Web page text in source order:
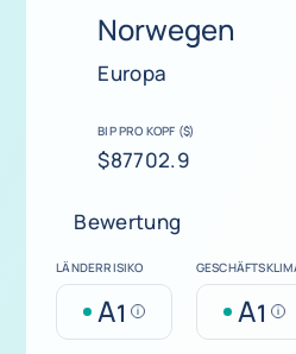
Norwegen
Europa
BIP PRO KOPF ($)
$87702.9
Bewertung
LÄNDERRISIKO
A1 Help A1